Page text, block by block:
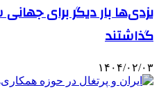
یزدی‌ها بار دیگر برای
گذاشتند
۱۴۰۴/۰۲/۰۳